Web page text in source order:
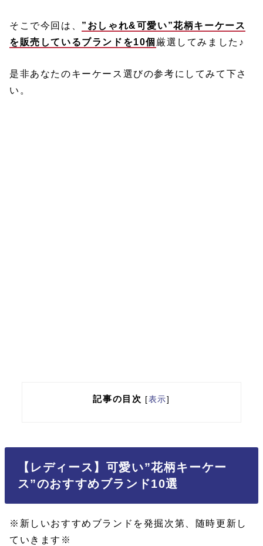
そこで今回は、 ”おしゃれ&可愛い”花柄キーケース
を販売しているブランドを10個 厳選してみました♪
是非あなたのキーケース選びの参考にしてみて下さ
い。
記事の目次 [表示]
【レディース】可愛い”花柄キーケー
ス”のおすすめブランド10選
※新しいおすすめブランドを発掘次第、随時更新し
ていきます※